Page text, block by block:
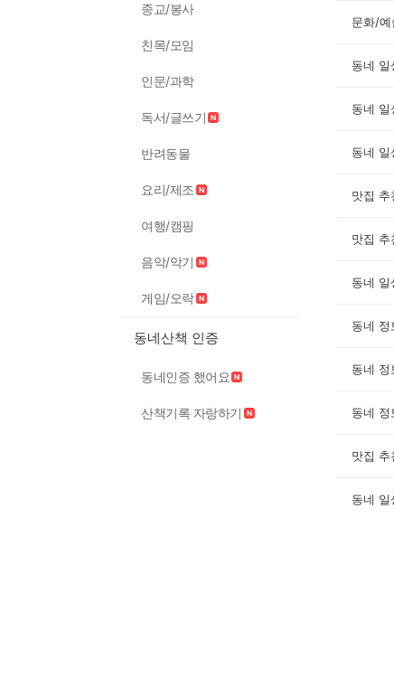
종교/봉사
친목/모임
인문/과학
독서/글쓰기
반려동물
요리/제조
여행/캠핑
음악/악기
게임/오락
동네산책 인증
동네인증 했어요
산책기록 자랑하기
문화/예
동네 일
동네 일
동네 일
맛집 추
맛집 추
동네 일
동네 정
동네 정
동네 정
맛집 추
동네 일